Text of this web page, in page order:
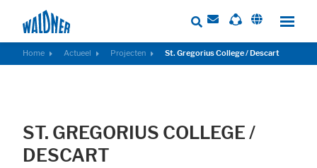
Home Actueel Projecten St. Gregorius College / Descart
ST. GREGORIUS COLLEGE /
DESCART
correctly.
Consent Information